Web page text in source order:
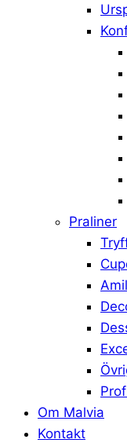
Praliner
Om Malvia
Kontakt